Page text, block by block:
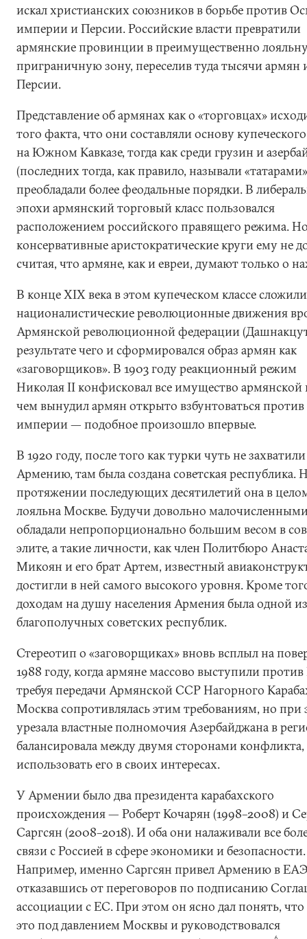
искал христианских союзников в борьбе против
империи и Персии. Российские власти превратили
армянские провинции в преимущественно
приграничную зону, переселив туда тысячи армян
Персии.
Представление об армянах как о «торговцах»
того факта, что они составляли основу купеческого
на Южном Кавказе, тогда как среди грузин и
(последних тогда, как правило, называли
преобладали более феодальные порядки. В
эпохи армянский торговый класс пользовался
расположением российского правящего режима.
консервативные аристократические круги ему не
считая, что армяне, как и евреи, думают только о
В конце XIX века в этом купеческом классе
националистические революционные движения
Армянской революционной федерации
результате чего и сформировался образ армян как
«заговорщиков». В 1903 году реакционный режим
Николая II конфисковал все имущество армянской
чем вынудил армян открыто взбунтоваться против
империи — подобное произошло впервые.
В 1920 году, после того как турки чуть не захватили
Армению, там была создана советская республика.
протяжении последующих десятилетий она в
лояльна Москве. Будучи довольно
обладали непропорционально большим весом в
элите, а такие личности, как член Политбюро
Микоян и его брат Артем, известный
достигли в ней самого высокого уровня. Кроме
доходам на душу населения Армения была одной
благополучных советских республик.
Стереотип о «заговорщиках» вновь всплыл на
1988 году, когда армяне массово выступили
требуя передачи Армянской ССР Нагорного
Москва сопротивлялась этим требованиям, но при
урезала властные полномочия Азербайджана в
балансировала между двумя сторонами
использовать его в своих интересах.
У Армении было два президента карабахского
происхождения — Роберт Кочарян (1998–2008) и
Саргсян (2008–2018). И оба они налаживали все
связи с Россией в сфере экономики и безопасности.
Например, именно Саргсян привел Армению в
отказавшись от переговоров по подписанию
ассоциации с ЕС. При этом он ясно дал понять, что
это под давлением Москвы и руководствовался